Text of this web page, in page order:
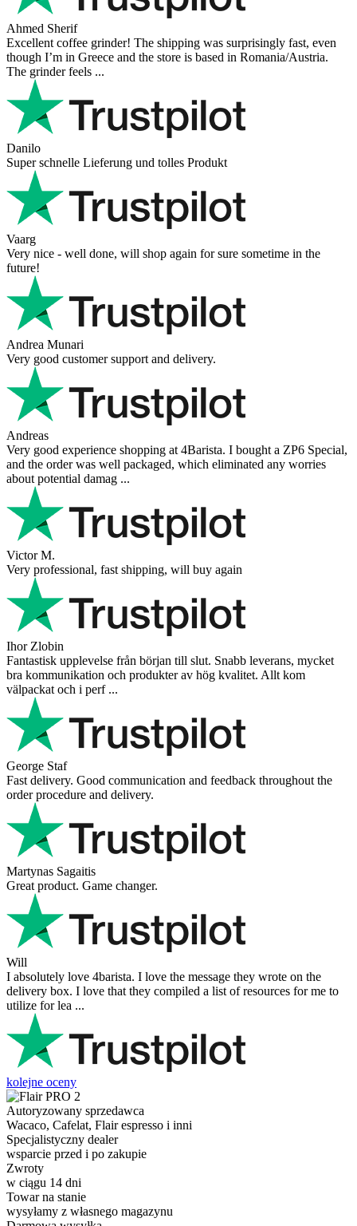
Ahmed Sherif
Excellent coffee grinder! The shipping was surprisingly fast, even
though I’m in Greece and the store is based in Romania/Austria.
The grinder feels ...
Danilo
Super schnelle Lieferung und tolles Produkt
Vaarg
Very nice - well done, will shop again for sure sometime in the
future!
Andrea Munari
Very good customer support and delivery.
Andreas
Very good experience shopping at 4Barista. I bought a ZP6 Special,
and the order was well packaged, which eliminated any worries
about potential damag ...
Victor M.
Very professional, fast shipping, will buy again
Ihor Zlobin
Fantastisk upplevelse från början till slut. Snabb leverans, mycket
bra kommunikation och produkter av hög kvalitet. Allt kom
välpackat och i perf ...
George Staf
Fast delivery. Good communication and feedback throughout the
order procedure and delivery.
Martynas Sagaitis
Great product. Game changer.
Will
I absolutely love 4barista. I love the message they wrote on the
delivery box. I love that they compiled a list of resources for me to
utilize for lea ...
kolejne oceny
Autoryzowany sprzedawca
Wacaco, Cafelat, Flair espresso i inni
Specjalistyczny dealer
wsparcie przed i po zakupie
Zwroty
w ciągu 14 dni
Towar na stanie
wysyłamy z własnego magazynu